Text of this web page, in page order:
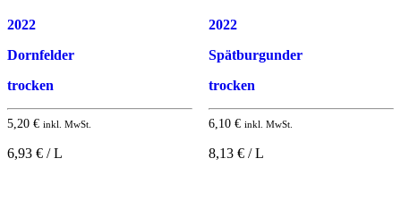
2022
Dornfelder
trocken
5,20 € inkl. MwSt.
6,93 € / L
2022
Spätburgunder
trocken
6,10 € inkl. MwSt.
8,13 € / L